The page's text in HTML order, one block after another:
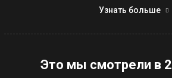
Узнать больше
Это мы смотрели в